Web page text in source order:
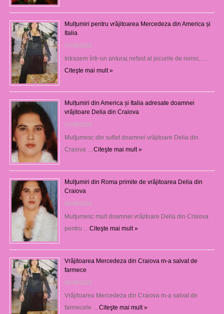
Mulțumiri pentru vrăjitoarea Mercedeza din America și
Italia
07/08/2026
Intrasem într-un anturaj nefast al jocurile de noroc, …
Citeşte mai mult »
Mulțumiri din America și Italia adresate doamnei
vrăjitoare Delia din Craiova
07/08/2026
Mulţumesc din suflet doamnei vrăjitoare Delia din
Craiova … Citeşte mai mult »
Mulţumiri din Roma primite de vrăjitoarea Delia din
Craiova
06/08/2026
Mulţumesc mult doamnei vrăjitoare Delia din Craiova
pentru … Citeşte mai mult »
Vrăjitoarea Mercedeza din Craiova m-a salvat de
farmece
06/08/2026
Vrăjitoarea Mercedeza din Craiova m-a salvat de
farmecele … Citeşte mai mult »